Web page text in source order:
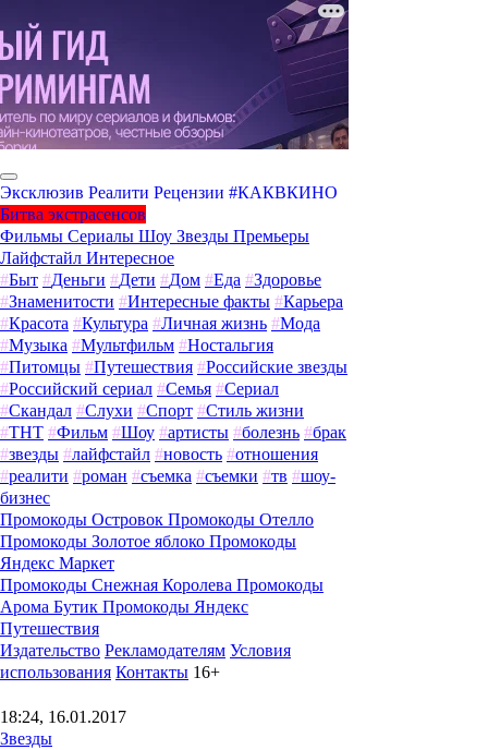
Эксклюзив Реалити Рецензии #КАКВКИНО
Битва экстрасенсов
Фильмы Сериалы Шоу Звезды Премьеры
Лайфстайл Интересное
#Быт #Деньги #Дети #Дом #Еда #Здоровье
#Знаменитости #Интересные факты #Карьера
#Красота #Культура #Личная жизнь #Мода
#Музыка #Мультфильм #Ностальгия
#Питомцы #Путешествия #Российские звезды
#Российский сериал #Семья #Сериал
#Скандал #Слухи #Спорт #Стиль жизни
#ТНТ #Фильм #Шоу #артисты #болезнь #брак
#звезды #лайфстайл #новость #отношения
#реалити #роман #съемка #съемки #тв #шоу-
бизнес
Промокоды Островок Промокоды Отелло
Промокоды Золотое яблоко Промокоды
Яндекс Маркет
Промокоды Снежная Королева Промокоды
Арома Бутик Промокоды Яндекс
Путешествия
Издательство Рекламодателям Условия
использования Контакты 16+
18:24, 16.01.2017
Звезды